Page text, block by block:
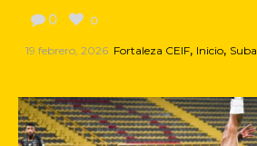
0 0
19 febrero, 2026 Fortaleza CEIF, Inicio, Suba